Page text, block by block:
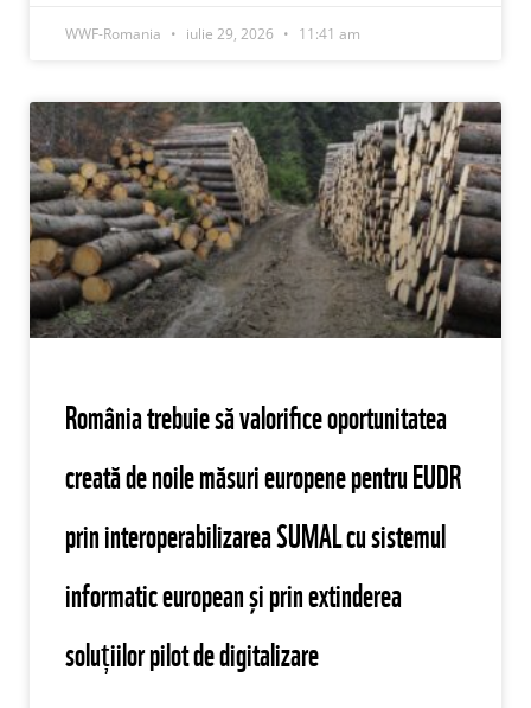
WWF-Romania iulie 29, 2026 11:41 am
România trebuie să valorifice oportunitatea
creată de noile măsuri europene pentru EUDR
prin interoperabilizarea SUMAL cu sistemul
informatic european și prin extinderea
soluțiilor pilot de digitalizare